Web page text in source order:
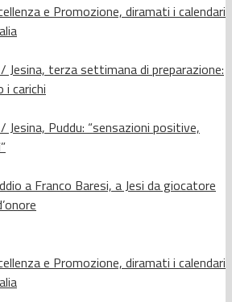
e Promozione, diramati i calendari
Jesina, terza settimana di preparazione:
i carichi
Jesina, Puddu: “sensazioni positive,
a Franco Baresi, a Jesi da giocatore
e Promozione, diramati i calendari